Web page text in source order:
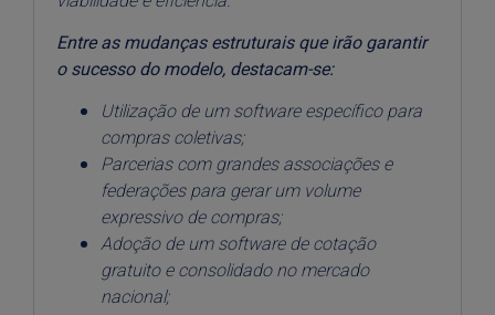
Entre as mudanças estruturais que irão garantir
o sucesso do modelo, destacam-se:
Utilização de um software específico para
compras coletivas;
Parcerias com grandes associações e
federações para gerar um volume
expressivo de compras;
Adoção de um software de cotação
gratuito e consolidado no mercado
nacional;